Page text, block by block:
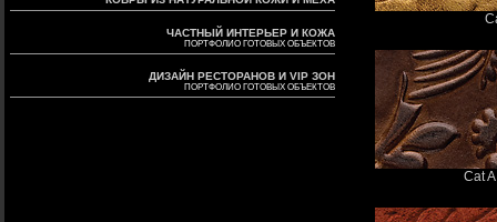
ЧАСТНЫЙ ИНТЕРЬЕР И КОЖА
ПОРТФОЛИО ГОТОВЫХ ОБЪЕКТОВ
ДИЗАЙН РЕСТОРАНОВ И VIP ЗОН
ПОРТФОЛИО ГОТОВЫХ ОБЪЕКТОВ
Cat